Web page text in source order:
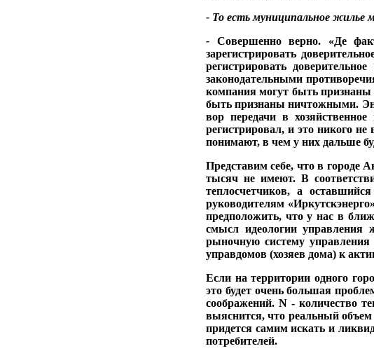
- То есть муниципаль­ное жилье
- Совершенно верно. «Де
зарегистрировать
регистрировать
законодательны­ми
компания мо­гут быть
быть признаны ничтожными.
вор передачи в
регистрировал, и это никого
понимают, в чем у них даль­ше
Представим себе, что в городе
тысяч не имеют. В
теплосчетчиков, а
руководителям
предположить, что у нас в
смысл идеологии
рыночную систему
управдомов (хозяев дома) к
Если на территории од­ного
это будет очень боль­шая
соображений. N - количество
выяснится, что реальный объем
придется самим искать и
по­требителей.